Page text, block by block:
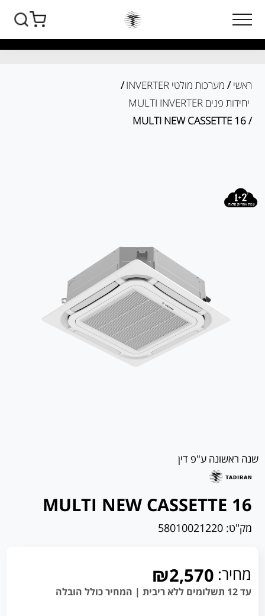
ראשי / מערכות מולטי INVERTER
/
יחידות פנים MULTI INVERTER
/ MULTI NEW CASSETTE 16
שנה ראשונה ע"פ דין
MULTI NEW CASSETTE 16
מק"ט: 58010021220
מחיר: ₪2,570
עד 12 תשלומים ללא ריבית | המחיר כולל הובלה